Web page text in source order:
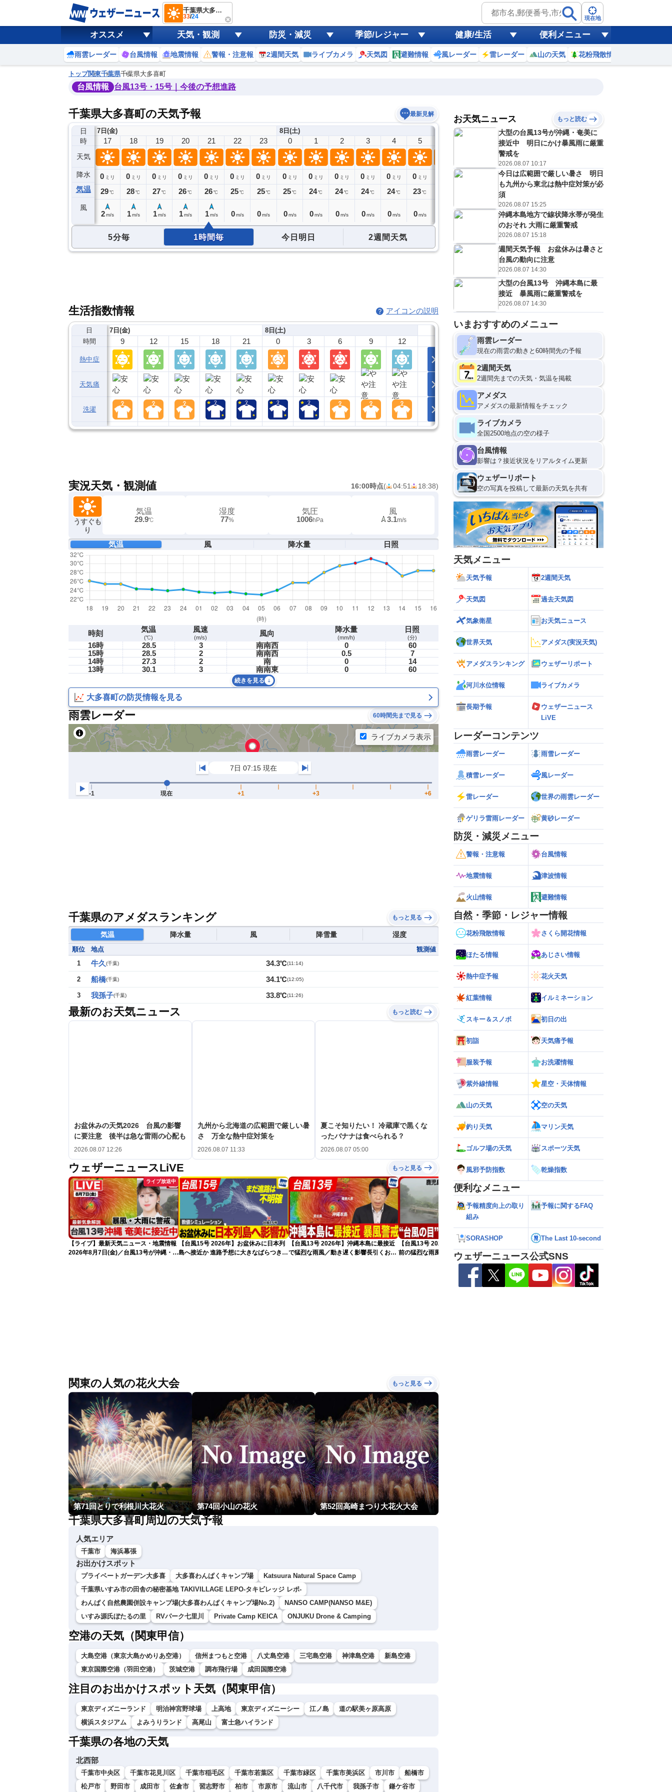
千葉県大多喜町
33/24 現在地
オススメ 天気・観測 防災・減災 季節/レジャー 健康/生活 便利メニュー
雨雲レーダー 台風情報 地震情報 警報・注意報 2週間天気 ライブカメラ 天気図 避難情報 風レーダー 雷レーダー 山の天気 花粉飛散情報
トップ関東千葉県千葉県大多喜町
台風情報 台風13号・15号｜今後の予想進路
千葉県大多喜町の天気予報 最新見解
日
時
天気
降水
気温
風
7日(金)
16
0ミリ
30℃
17
0 ミリ
29℃
2 m/s
18
0 ミリ
28℃
1 m/s
19
0 ミリ
27℃
1 m/s
20
0 ミリ
26℃
1 m/s
21
0 ミリ
26℃
1 m/s
22
0 ミリ
25℃
0 m/s
23
0 ミリ
25 ℃
0m/s
8日(土)
0
0 ミリ
25℃
0 m/s
1
0 ミリ
24℃
0 m/s
2
0 ミリ
24℃
0 m/s
3
0 ミリ
24℃
0 m/s
4
0 ミリ
24℃
0 m/s
5
0 ミリ
23℃
0 m/s
8
ミリ
29℃
m/s
0ミリ
1m/s
10
0 ミリ
2m/s
11
0ミリ
2m/s
12
0ミリ
3 m/s
5分毎 1時間毎 今日明日 2週間天気
生活指数情報 アイコンの説明
日
時間
熱中症
天気痛
洗濯
7日(金)
9 12 15 18 21
8日(土)
0 3 6 9 12
実況天気・観測値 16:00時点( 04:51 18:38)
うすぐも
り
気温
29.9℃
湿度
77%
気圧
1006hPa
風
3.1m/s
気温 風 降水量 日照
時刻 気温
(℃)
風速
(m/s) 風向 降水量
(mm/h)
日照
(分)
16時 28.5 3 南南西 0
60
15時
28.5 2 南南西 0.5
7
14時
27.3 2 南 0
14
13時
30.1 3 南南東 0 60
続きを見る
大多喜町の防災情報を見る
雨雲レーダー 60時間先まで見る
千葉県のアメダスランキング もっと見る
気温 降水量 風 降雪量 湿度
順位 地点
観測値
1
牛久(千葉) 34.3℃(11:14)
2 船橋(千葉) 34.1℃(12:05)
3 我孫子(千葉) 33.8℃(11:26)
最新のお天気ニュース もっと読む
お盆休みの天気2026 台風の影響
に要注意 後半は急な雷雨の心配も
2026.08.07 12:26
九州から北海道の広範囲で厳しい暑
さ 万全な熱中症対策を
2026.08.07 11:33
夏こそ知りたい！ 冷蔵庫で黒くな
ったバナナは食べられる？
2026.08.07 05:00
ウェザーニュースLiVE もっと見る
ライブ放送中
【ライブ】最新天気ニュース・地震情報
2026年8月7日(金)／台風13号が沖縄・奄
【台風15号 2026年】お盆休みに日本列
島へ接近か 進路予想に大きなばらつき
【台風13号 2026年】沖縄本島に最接近
で猛烈な雨風／動き遅く影響長引くおそ
【台風13号 2026年】台風の目に入る直
前の猛烈な雨風 最大瞬間風速42.2m/s観
測 吹き返しも猛烈な暴風になるおそれ
【台風13号 2026】大型で強い台風13号
が沖縄・奄美に最接近 暴風や大雨警戒
（7日10時現在）
関東の人気の花火大会 もっと見る
第71回とりで利根川大花火 第74回小山の花火 第52回高崎まつり大花火大会
千葉県大多喜町周辺の天気予報
人気エリア
千葉市 海浜幕張
お出かけスポット
プライベートガーデン大多喜 大多喜わんぱくキャンプ場
Katsuura Natural Space Camp
千葉県いすみ市の田舎の秘密基地 TAKIVILLAGE LEPO-タキビレッジ レポ-
わんぱく自然農園併設キャンプ場(大多喜わんぱくキャンプ場No.2)
NANSO CAMP(NANSO M&E)
いすみ源氏ぼたるの里
RVパーク七里川 Private Camp KEICA ONJUKU Drone & Camping
空港の天気（関東甲信）
大島空港（東京大島かめりあ空港） 信州まつもと空港 八丈島空港 三宅島空港 神津島空港
新島空港
東京国際空港（羽田空港）
茨城空港 調布飛行場 成田国際空港
注目のお出かけスポット天気（関東甲信）
東京ディズニーランド 明治神宮野球場 上高地 東京ディズニーシー 江ノ島
道の駅美ヶ原高原
横浜スタジアム
よみうりランド 高尾山 富士急ハイランド
千葉県の各地の天気
北西部
千葉市中央区 千葉市花見川区 千葉市稲毛区 千葉市若葉区 千葉市緑区 千葉市美浜区 市川市
船橋市
松戸市
野田市 成田市 佐倉市 習志野市 柏市 市原市 流山市 八千代市 我孫子市 鎌ケ谷市
お天気ニュース もっと読む
大型の台風13号が沖縄・奄美に
接近中 明日にかけ暴風雨に厳重
警戒を
2026.08.07 10:17
今日は広範囲で厳しい暑さ 明日
も九州から東北は熱中症対策が必
須
2026.08.07 15:25
沖縄本島地方で線状降水帯が発生
のおそれ 大雨に厳重警戒
2026.08.07 15:18
週間天気予報 お盆休みは暑さと
台風の動向に注意
2026.08.07 14:30
大型の台風13号 沖縄本島に最
接近 暴風雨に厳重警戒を
2026.08.07 14:30
いまおすすめのメニュー
雨雲レーダー
現在の雨雲の動きと60時間先の予報
2週間天気
2週間先までの天気・気温を掲載
アメダス
アメダスの最新情報をチェック
ライブカメラ
全国2500地点の空の様子
台風情報
影響は？接近状況をリアルタイム更新
ウェザーリポート
空の写真を投稿して最新の天気を共有
天気メニュー
天気予報 2週間天気
天気図 過去天気図
気象衛星 お天気ニュース
世界天気 アメダス(実況天気)
アメダスランキング ウェザーリポート
河川水位情報 ライブカメラ
長期予報
ウェザーニュース
LiVE
レーダーコンテンツ
雨雲レーダー 雨雪レーダー
積雪レーダー 風レーダー
雷レーダー 世界の雨雲レーダー
ゲリラ雷雨レーダー 黄砂レーダー
防災・減災メニュー
警報・注意報 台風情報
地震情報 津波情報
火山情報 避難情報
自然・季節・レジャー情報
花粉飛散情報 さくら開花情報
ほたる情報 あじさい情報
熱中症予報 花火天気
紅葉情報 イルミネーション
スキー＆スノボ 初日の出
初詣 天気痛予報
服装予報 お洗濯情報
紫外線情報 星空・天体情報
山の天気 空の天気
釣り天気 マリン天気
ゴルフ場の天気 スポーツ天気
風邪予防指数 乾燥指数
便利なメニュー
予報精度向上の取り
組み
予報に関するFAQ
SORASHOP The Last 10-second
ウェザーニュース公式SNS